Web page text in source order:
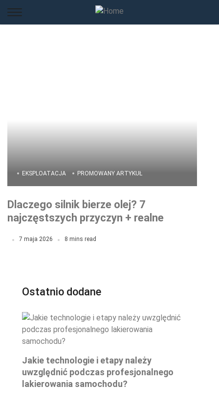
EKSPLOATACJA PROMOWANY ARTYKUŁ
Dlaczego silnik bierze olej? 7
najczęstszych przyczyn + realne
7 maja 2026 8 mins read
Ostatnio dodane
Jakie technologie i etapy należy
uwzględnić podczas profesjonalnego
lakierowania samochodu?